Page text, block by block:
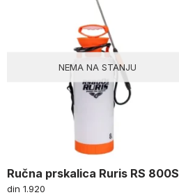
NEMA NA STANJU
Ručna prskalica Ruris RS 800S
din 1.920